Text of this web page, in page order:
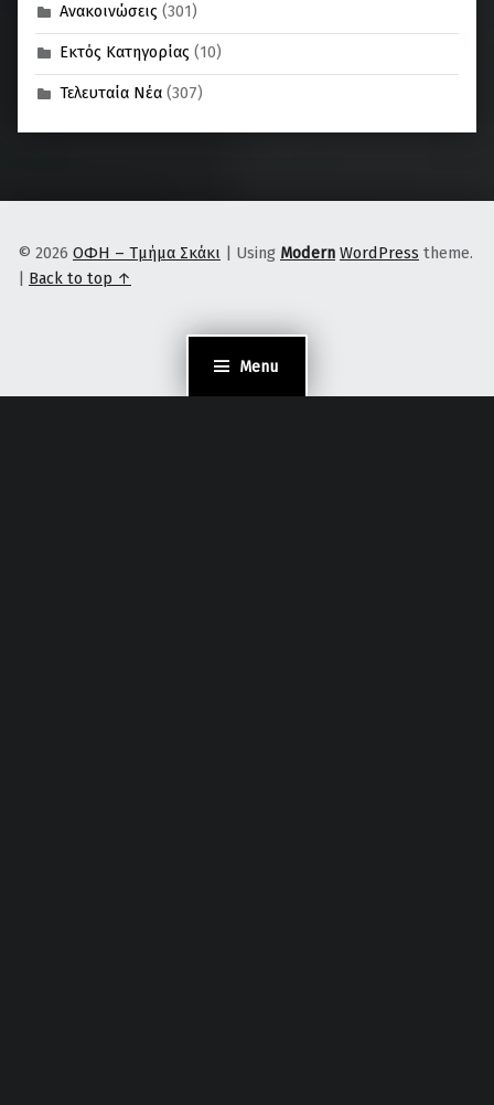
Menu
Ανακοινώσεις (301)
Εκτός Κατηγορίας (10)
Τελευταία Νέα (307)
© 2026 ΟΦΗ – Τμήμα Σκάκι Using Modern WordPress theme.
Back to top ↑